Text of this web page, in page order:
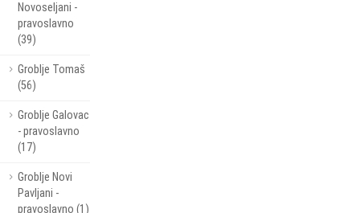
Novoseljani -
pravoslavno
(39)
Groblje Tomaš
(56)
Groblje Galovac
- pravoslavno
(17)
Groblje Novi
Pavljani -
pravoslavno (1)